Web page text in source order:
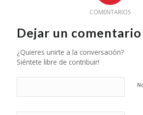
COMENTARIOS
Dejar un comentario
¿Quieres unirte a la conversación?
Siéntete libre de contribuir!